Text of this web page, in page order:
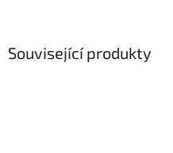
Související produkty